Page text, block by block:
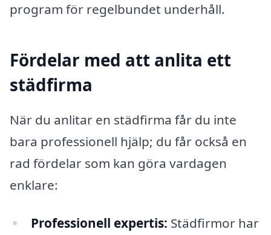
program för regelbundet underhåll.
Fördelar med att anlita ett
städfirma
När du anlitar en städfirma får du inte
bara professionell hjälp; du får också en
rad fördelar som kan göra vardagen
enklare:
Professionell expertis: Städfirmor har